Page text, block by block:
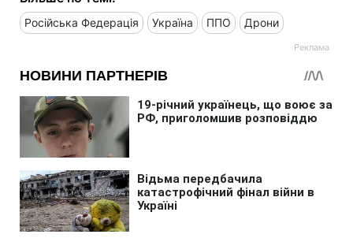
Російська Федерація Україна ППО Дрони